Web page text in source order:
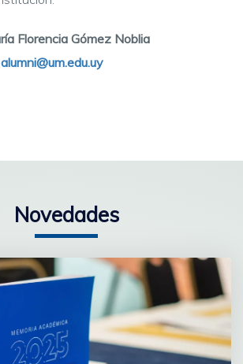
Florencia Gómez Noblia
alumni@um.edu.uy
Novedades